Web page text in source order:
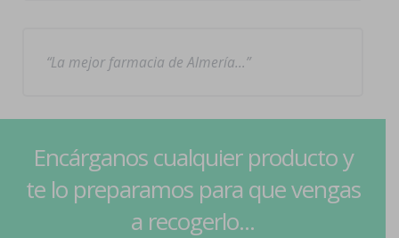
La mejor farmacia de Almería…
Encárganos cualquier producto y
te lo preparamos para que vengas
a recogerlo...